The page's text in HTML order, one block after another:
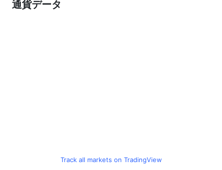
通貨データ
Track all markets on TradingView